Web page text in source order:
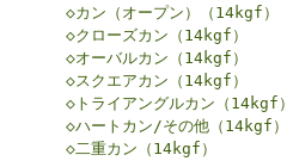
◇カン（オープン）（14kgf）
◇クローズカン（14kgf）
◇オーバルカン（14kgf）
◇スクエアカン（14kgf）
◇トライアングルカン（14kgf）
◇ハートカン/その他（14kgf）
◇二重カン（14kgf）